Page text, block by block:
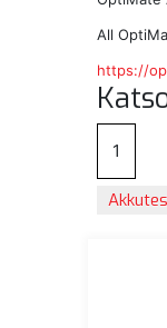
All
https://
1